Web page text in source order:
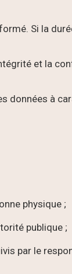
Si la
et la
données à
physique ;
publique ;
par le